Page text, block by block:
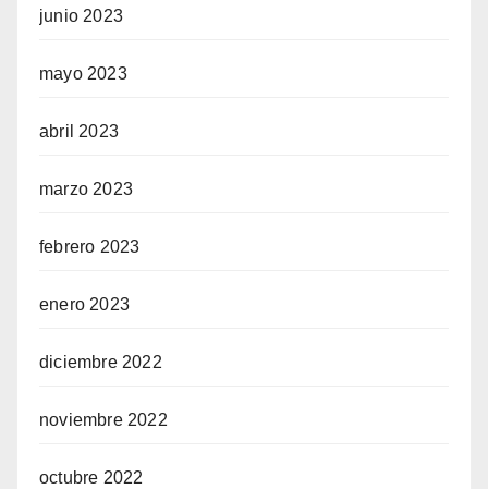
junio 2023
mayo 2023
abril 2023
marzo 2023
febrero 2023
enero 2023
diciembre 2022
noviembre 2022
octubre 2022